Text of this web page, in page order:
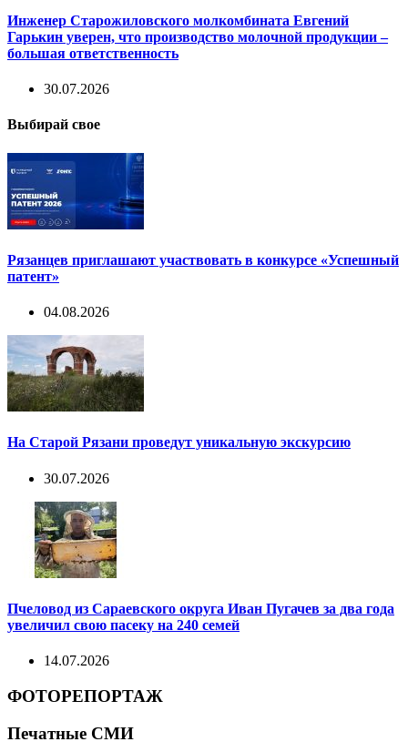
Инженер Старожиловского молкомбината Евгений
Гарькин уверен, что производство молочной продукции –
большая ответственность
30.07.2026
Выбирай свое
Рязанцев приглашают участвовать в конкурсе «Успешный
патент»
04.08.2026
На Старой Рязани проведут уникальную экскурсию
30.07.2026
Пчеловод из Сараевского округа Иван Пугачев за два года
увеличил свою пасеку на 240 семей
14.07.2026
ФОТОРЕПОРТАЖ
Печатные СМИ